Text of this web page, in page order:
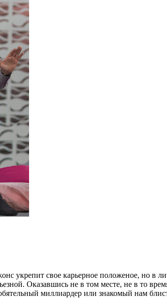
укрепит свое карьерное положеное, но в
Оказавшись не в том месте, не в то
миллиардер или знакомый нам